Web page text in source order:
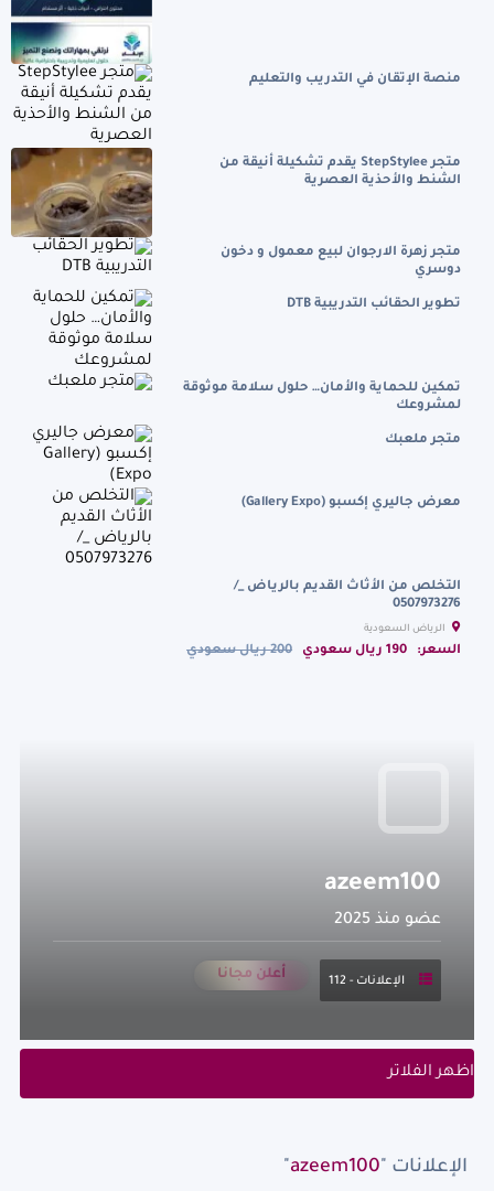
منصة الإتقان في التدريب والتعليم
متجر StepStylee يقدم تشكيلة أنيقة من
الشنط والأحذية العصرية
متجر زهرة الارجوان لبيع معمول و دخون
دوسري
تطوير الحقائب التدريبية DTB
تمكين للحماية والأمان… حلول سلامة موثوقة
لمشروعك
متجر ملعبك
معرض جاليري إكسبو (Gallery Expo)
التخلص من الأثاث القديم بالرياض _/
0507973276
السعر: 190 ريال سعودي 200 ريال سعودي
azeem100
عضو منذ 2025
الإعلانات - 112 أعلن مجانا
اظهر الفلاتر
الإعلانات "azeem100
"